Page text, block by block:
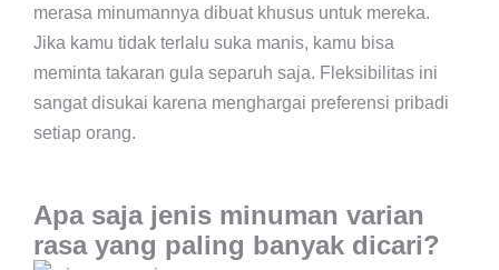
merasa minumannya dibuat khusus untuk mereka.
Jika kamu tidak terlalu suka manis, kamu bisa
meminta takaran gula separuh saja. Fleksibilitas ini
sangat disukai karena menghargai preferensi pribadi
setiap orang.
Apa saja jenis minuman varian
rasa yang paling banyak dicari?